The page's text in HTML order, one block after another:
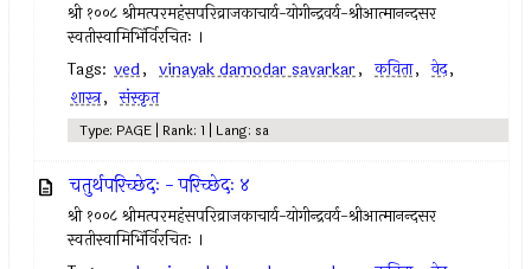
श्री १००८ श्रीमत्परमहंसपरिव्राजकाचार्य-योगीन्द्रवर्य-श्रीआत्मानन्दसर
स्वतीस्वामिभिंर्विरचितः ।
Tags: ved, vinayak damodar savarkar, कविता, वेद,
शास्त्र, संस्कृत
Type: PAGE | Rank: 1 | Lang: sa
चतुर्थपरिच्छेदः - परिच्छेदः ४
श्री १००८ श्रीमत्परमहंसपरिव्राजकाचार्य-योगीन्द्रवर्य-श्रीआत्मानन्दसर
स्वतीस्वामिभिंर्विरचितः ।